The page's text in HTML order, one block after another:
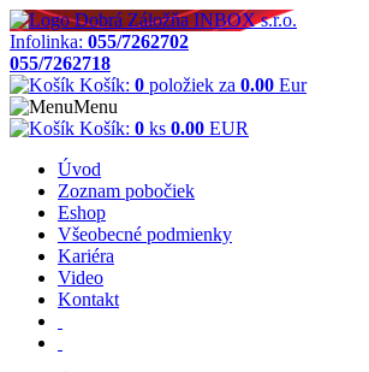
Infolinka: 055/7262702
055/7262718
Košík: 0 položiek za 0.00 Eur
Menu
Košík: 0 ks 0.00 EUR
Úvod
Zoznam pobočiek
Eshop
Všeobecné podmienky
Kariéra
Video
Kontakt